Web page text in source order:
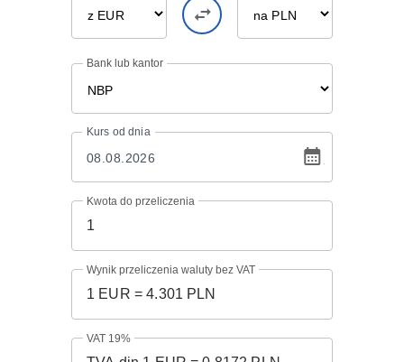
Bank lub kantor
Kurs od dnia
Kwota do przeliczenia
Wynik przeliczenia waluty bez VAT
VAT 19%